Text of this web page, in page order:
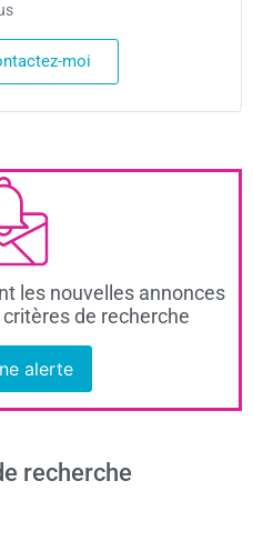
moi
les nouvelles annonces
de recherche
alerte
recherche